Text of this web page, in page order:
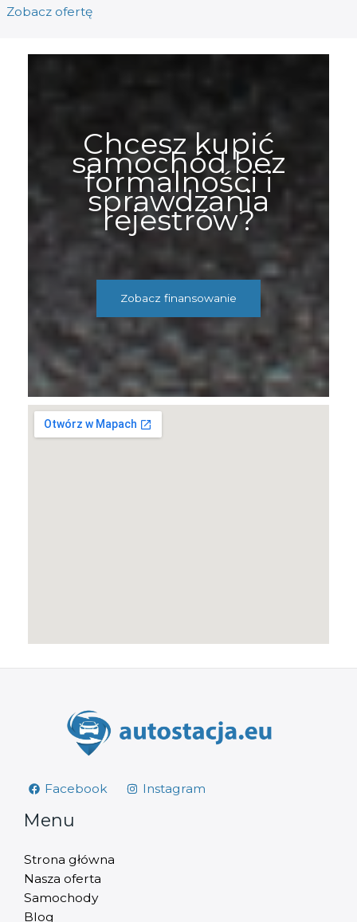
Zobacz ofertę
Chcesz kupić
samochód bez
formalności i
sprawdzania
rejestrów?
Zobacz finansowanie
Facebook Instagram
Menu
Strona główna
Nasza oferta
Samochody
Blog